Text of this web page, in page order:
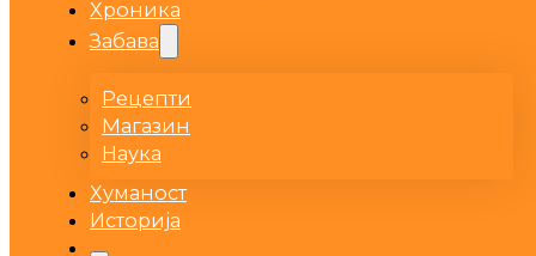
Хроника
Забава
Рецепти
Магазин
Наука
Хуманост
Историја